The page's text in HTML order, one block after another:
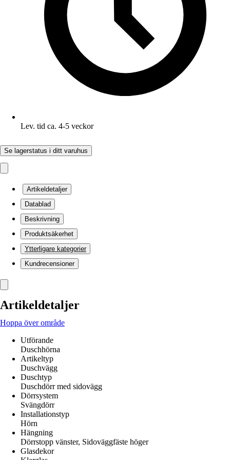
Lev. tid ca. 4-5 veckor
Se lagerstatus i ditt varuhus
Artikeldetaljer
Datablad
Beskrivning
Produktsäkerhet
Ytterligare kategorier
Kundrecensioner
Artikeldetaljer
Hoppa över område
Utförande
Duschhörna
Artikeltyp
Duschvägg
Duschtyp
Duschdörr med sidovägg
Dörrsystem
Svängdörr
Installationstyp
Hörn
Hängning
Dörrstopp vänster, Sidoväggfäste höger
Glasdekor